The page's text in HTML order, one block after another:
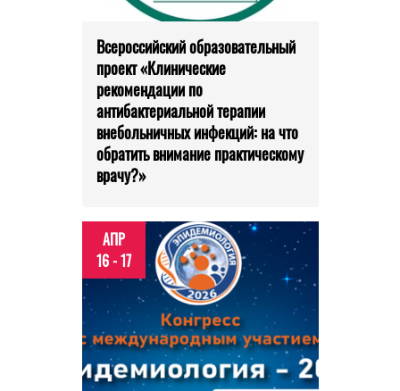
Всероссийский образовательный
проект «Клинические
рекомендации по
антибактериальной терапии
внебольничных инфекций: на что
обратить внимание практическому
врачу?»
АПР
16 - 17